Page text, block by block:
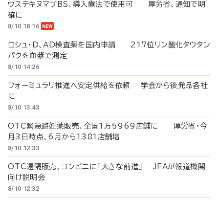
ウステキヌマブBS、導入療法で使用可 厚労省、通知で明
確に
8/10 18:16
ロシュ・D、AD検査薬を国内申請 217位リン酸化タウタン
パクを血漿で測定
8/10 14:26
フォーミュラリ推進へ安定供給を依頼 学会から後発品各社
に
8/10 13:43
OTC緊急避妊薬販売、全国1万5969店舗に 厚労省・今
月3日時点、6月から1381店舗増
8/10 12:33
OTC遠隔販売、コンビニに「大きな前進」 JFAが報道機関
向け説明会
8/10 12:32